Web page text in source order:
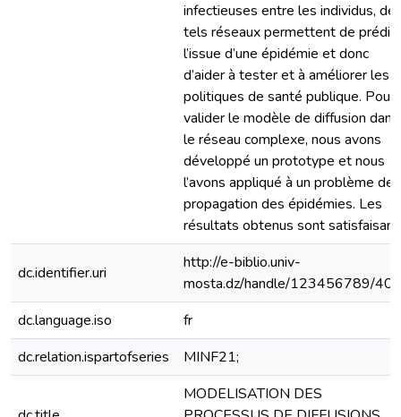
infectieuses entre les individus, de
tels réseaux permettent de
l’issue d’une épidémie et donc
d’aider à tester et à améliorer les
politiques de santé publique. Pour
valider le modèle de diffusion dans
le réseau complexe, nous avons
développé un prototype et nous
l’avons appliqué à un problème de
propagation des épidémies. Les
résultats obtenus sont
dc.identifier.uri
http://e-biblio.univ-
mosta.dz/handle/123456789/
dc.language.iso
fr
dc.relation.ispartofseries
MINF21;
MODELISATION DES